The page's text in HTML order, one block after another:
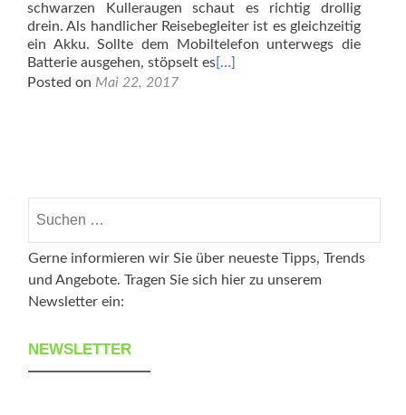
schwarzen Kulleraugen schaut es richtig drollig
drein. Als handlicher Reisebegleiter ist es gleichzeitig
ein Akku. Sollte dem Mobiltelefon unterwegs die
Batterie ausgehen, stöpselt es[…]
Posted on Mai 22, 2017
navigation
nach:
Gerne informieren wir Sie über neueste Tipps, Trends
und Angebote. Tragen Sie sich hier zu unserem
Newsletter ein:
NEWSLETTER